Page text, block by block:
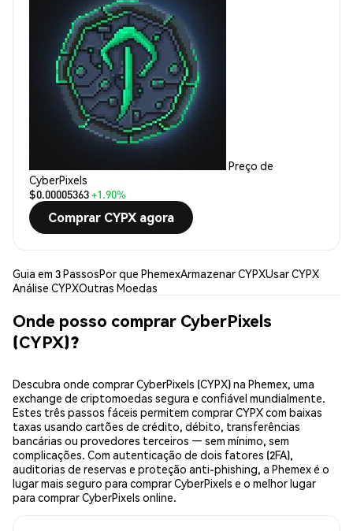
Preço de
CyberPixels
$0.00005363+1.90%
Comprar CYPX agora
Guia em 3 PassosPor que PhemexArmazenar CYPXUsar CYPX
Análise CYPXOutras Moedas
Onde posso comprar CyberPixels
(CYPX)?
Descubra onde comprar CyberPixels (CYPX) na Phemex, uma
exchange de criptomoedas segura e confiável mundialmente.
Estes três passos fáceis permitem comprar CYPX com baixas
taxas usando cartões de crédito, débito, transferências
bancárias ou provedores terceiros — sem mínimo, sem
complicações. Com autenticação de dois fatores (2FA),
auditorias de reservas e proteção anti-phishing, a Phemex é o
lugar mais seguro para comprar CyberPixels e o melhor lugar
para comprar CyberPixels online.